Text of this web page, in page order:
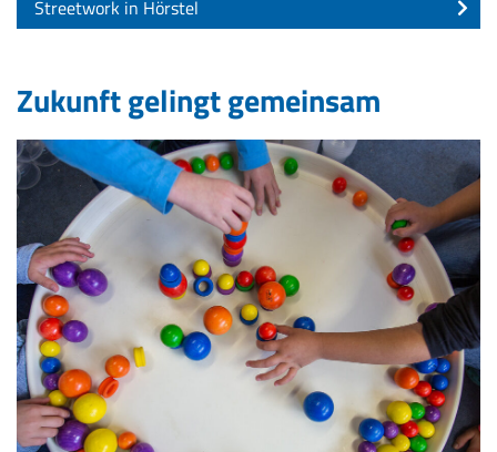
Streetwork in Hörstel
Zukunft gelingt gemeinsam